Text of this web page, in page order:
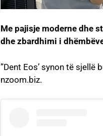
Me pajisje moderne dhe
dhe zbardhimi i
”Dent Eos’ synon të
nzoom.biz.